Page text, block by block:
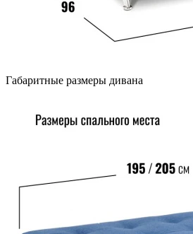
Габаритные размеры дивана